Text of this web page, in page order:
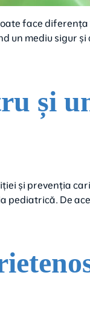
face
un mediu sigur
și
și prevenția
pediatrică. De